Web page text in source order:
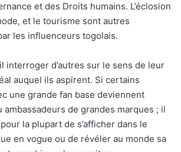
et des Droits humains. L’éclosion
et le tourisme sont autres
les influenceurs togolais.
interroger d’autres sur le sens de leur
auquel ils aspirent. Si certains
une grande fan base deviennent
de grandes marques ; il
la plupart de s’afficher dans le
en vogue ou de révéler au monde sa